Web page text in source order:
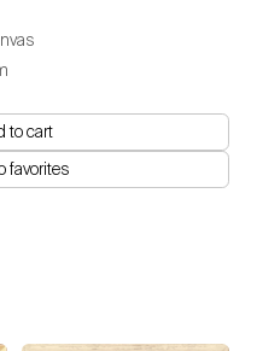
to cart
favorites